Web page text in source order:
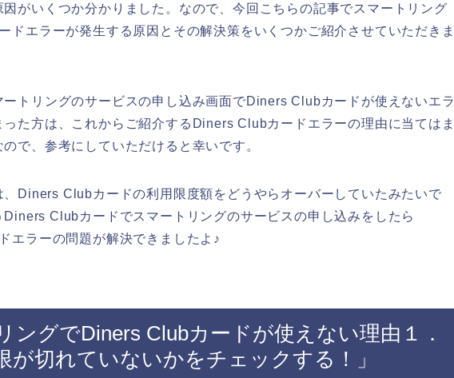
がいくつか分かりました。なので、今回こちらの記事でスマートリング
ドエラーが発生する原因とその解決策をいくつかご紹介させていただきま
ートリングのサービスの申し込み画面でDiners Clubカードが使えないエラ
った方は、これからご紹介するDiners Clubカードエラーの理由に当てはま
で、参考にしていただけると幸いです。
、Diners Clubカードの利用限度額をどうやらオーバーしていたみたいで
Diners Clubカードでスマートリングのサービスの申し込みをしたら
エラーの問題が解決できましたよ♪
ングでDiners Clubカードが使えない理由１．
が切れていないかをチェックする！」